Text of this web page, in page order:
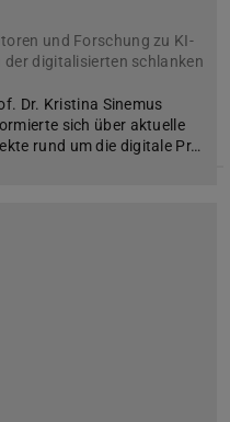
und Forschung zu KI-
digitalisierten schlanken
Dr. Kristina Sinemus
sich über aktuelle
rund um die digitale Pr…